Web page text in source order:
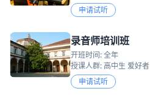
申请试听
录音师培训班
开班时间: 全年
授课人群: 高中生 爱好者
申请试听